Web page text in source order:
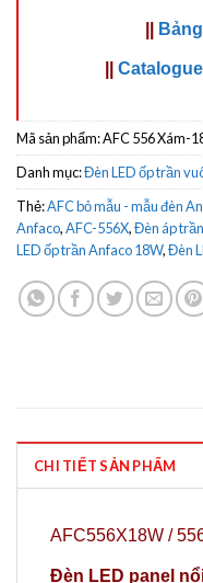
Mã sản phẩm:AFC 556 Xám-
Danh mục:Đèn LED ốp trần
Thẻ:AFC bỏ mẫu - mẫu đèn
Anfaco,AFC-556X,Đèn áp
LED ốp trần Anfaco 18W,Đèn
CHI TIẾT SẢN PHẨM
AFC556X18W /
Đèn LED panel